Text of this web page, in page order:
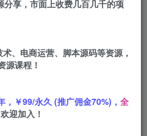
购买
单不停，全自动发货+自动回
享，市面上收费几百几千的项
、电商运营、脚本源码等资源，
源课程！
，￥99/永久 (推广佣金70%)， 全
迎加入！